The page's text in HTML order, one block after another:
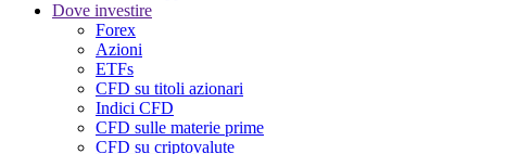
Dove investire
Forex
Azioni
ETFs
CFD su titoli azionari
Indici CFD
CFD sulle materie prime
CFD su criptovalute